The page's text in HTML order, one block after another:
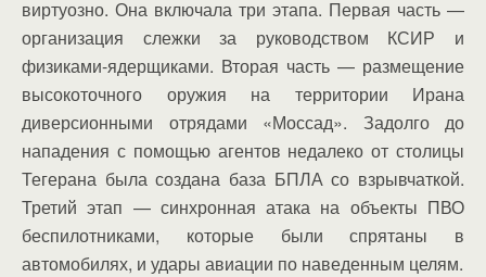
виртуозно. Она включала три этапа. Первая часть —
организация слежки за руководством КСИР и
физиками-ядерщиками. Вторая часть — размещение
высокоточного оружия на территории Ирана
диверсионными отрядами «Моссад». Задолго до
нападения с помощью агентов недалеко от столицы
Тегерана была создана база БПЛА со взрывчаткой.
Третий этап — синхронная атака на объекты ПВО
беспилотниками, которые были спрятаны в
автомобилях, и удары авиации по наведенным целям.